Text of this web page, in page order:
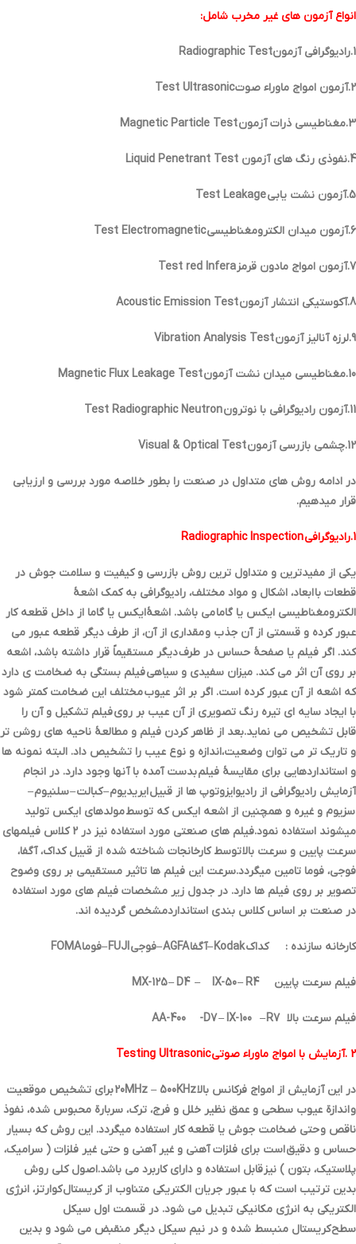
انواع آزمون هاي غیر مخرب شامل:
1.رادیوگرافی آزمونRadiographic Test
2.آزمون امواج ماوراء صوت Test Ultrasonic
3.مغناطیسی ذرات آزمون Magnetic Particle Test
4.نفوذي رنگ هاي آزمون Liquid Penetrant Test
5.آزمون نشت یابی Test Leakage
6.آزمون میدان الکترومغناطیسی Test Electromagnetic
7.آزمون امواج مادون قرمز Test red Infera
8.آکوستیکی انتشار آزمون Acoustic Emission Test
9.لرزه آنالیز آزمون Vibration Analysis Test
10.مغناطیسی میدان نشت آزمون Magnetic Flux Leakage Test
11.آزمون رادیوگرافی با نوترون Test Radiographic Neutron
12.چشمی بازرسی آزمون Visual & Optical Test
در ادامه روش هاي متداول در صنعت را بطور خلاصه مورد بررسی و ارزیابی
قرار میدهیم.
1.رادیوگرافی Radiographic Inspection
یکی از مفیدترین و متداول ترین روش بازرسی و کیفیت و سلامت جوش در
قطعات با ابعاد، اشکال و مواد مختلف، رادیوگرافی به کمک اشعۀ
الکترومغناطیسی ایکس یا گاما می باشد. اشعۀایکس یا گاما از داخل قطعه کار
عبور کرده و قسمتی از آن جذب و مقداري از آن، از طرف دیگر قطعه عبور می
کند. اگر فیلم یا صفحۀ حساس در طرف دیگر مستقیماً قرار داشته باشد، اشعه
بر روي آن اثر می کند. میزان سفیدي و سیاهی فیلم بستگی به ضخامت ي دارد
که اشعه از آن عبور کرده است. اگر بر اثر عیوب مختلف این ضخامت کمتر شود
با ایجاد سایه اي تیره رنگ تصویري از آن عیب بر روي فیلم تشکیل و آن را
قابل تشخیص می نماید.بعد از ظاهر کردن فیلم و مطالعۀ ناحیه هاي روشن تر
و تاریک تر می توان وضعیت،اندازه و نوع عیب را تشخیص داد. البته نمونه ها
و استانداردهایی براي مقایسۀ فیلم بدست آمده با آنها وجود دارد. در انجام
آزمایش رادیوگرافی از رادیوایزوتوپ ها از قبیل ایریدیوم – کبالت – سلنیوم –
سزیوم و غیره و همچنین از اشعه ایکس که توسط مولدهاي ایکس تولید
میشوند استفاده نمود.فیلم هاي صنعتی مورد استفاده نیز در 2 کلاس فیلمهاي
سرعت پایین و سرعت بالا توسط کارخانجات شناخته شده از قبیل کداك، آگفا،
فوجی، فوما تامین میگردد.سرعت این فیلم ها تاثیر مستقیمی بر روي وضوح
تصویر بر روي فیلم ها دارد. در جدول زیر مشخصات فیلم هاي مورد استفاده
در صنعت بر اساس کلاس بندي استانداردمشخص گردیده اند.
کارخانه سازنده : کداک Kodak –آگفا AGFA –فوجی FUJI –فوما FOMA
فیلم سرعت پایین MX-125 – D4 – IX-50 – R4
فیلم سرعت بالا AA-400 -D7 – IX-100 – R7
2 .آزمایش با امواج ماوراء صوتی Testing Ultrasonic
در این آزمایش از امواج فرکانس بالا 20MHz – 500KHz براي تشخیص موقعیت
و اندازة عیوب سطحی و عمق نظیر خلل و فرج، ترك، سربارة محبوس شده، نفوذ
ناقص و حتی ضخامت جوش یا قطعه کار استفاده میگردد. این روش که بسیار
حساس و دقیق است براي فلزات آهنی و غیر آهنی و حتی غیر فلزات ( سرامیک،
پلاستیک، بتون ) نیز قابل استفاده و داراي کاربرد می باشد.اصول کلی روش
بدین ترتیب است که با عبور جریان الکتریکی متناوب از کریستال کوارتز، انرژي
الکتریکی به انرژي مکانیکی تبدیل می شود. در قسمت اول سیکل
سطح کریستال منبسط شده و در نیم سیکل دیگر منقبض می شود و بدین